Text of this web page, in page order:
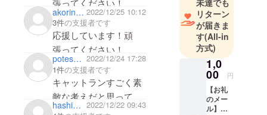
張ってください！
akorinn0530 2022/12/25 10:12
3件の支援者です
応援しています！頑
張ってください！
potesara24 2022/12/24 17:28
1件の支援者です
キャットランすごく素
敵な考えだと思って
ずっと気になっていま
hashimoto_power_sprt 2022/12/22 09:43
『最終ゴー
ルは殺処分
ゼロ。』
一人での活
動に限界を
感じ、同じ
志を持つ仲
未達でも
リターン
が届きま
す(All-in
方式)
1,0
00 円
【お礼
のメー
ル】